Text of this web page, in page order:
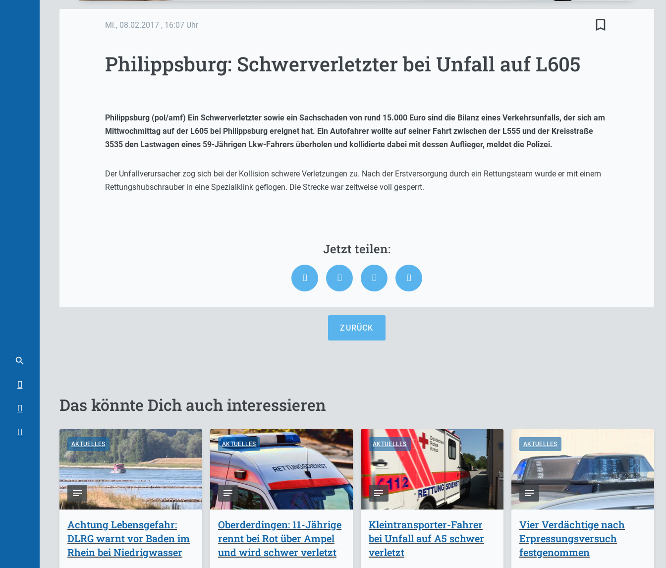
Mi., 08.02.2017 , 16:07 Uhr bookmark_border
Philippsburg: Schwerverletzter bei Unfall auf L605
Philippsburg (pol/amf) Ein Schwerverletzter sowie ein Sachschaden von rund 15.000 Euro sind die Bilanz eines Verkehrsunfalls, der sich am
Mittwochmittag auf der L605 bei Philippsburg ereignet hat. Ein Autofahrer wollte auf seiner Fahrt zwischen der L555 und der Kreisstraße
3535 den Lastwagen eines 59-Jährigen Lkw-Fahrers überholen und kollidierte dabei mit dessen Auflieger, meldet die Polizei.
Der Unfallverursacher zog sich bei der Kollision schwere Verletzungen zu. Nach der Erstversorgung durch ein Rettungsteam wurde er mit einem
Rettungshubschrauber in eine Spezialklink geflogen. Die Strecke war zeitweise voll gesperrt.
ZURÜCK
Das könnte Dich auch interessieren
AKTUELLES
Achtung Lebensgefahr:
DLRG warnt vor Baden im
Rhein bei Niedrigwasser
AKTUELLES
Oberderdingen: 11-Jährige
rennt bei Rot über Ampel
und wird schwer verletzt
AKTUELLES
Kleintransporter-Fahrer
bei Unfall auf A5 schwer
verletzt
AKTUELLES
Vier Verdächtige nach
Erpressungsversuch
festgenommen